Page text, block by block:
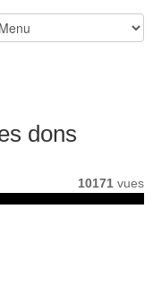
dons
10171 vues